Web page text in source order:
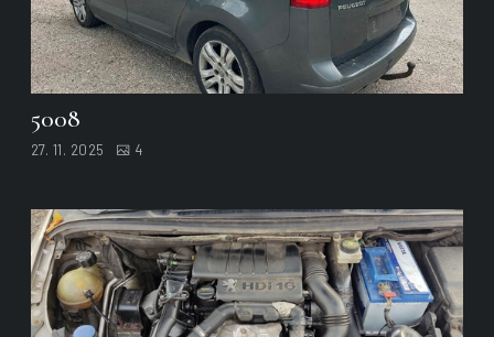
5008
27. 11. 2025 4